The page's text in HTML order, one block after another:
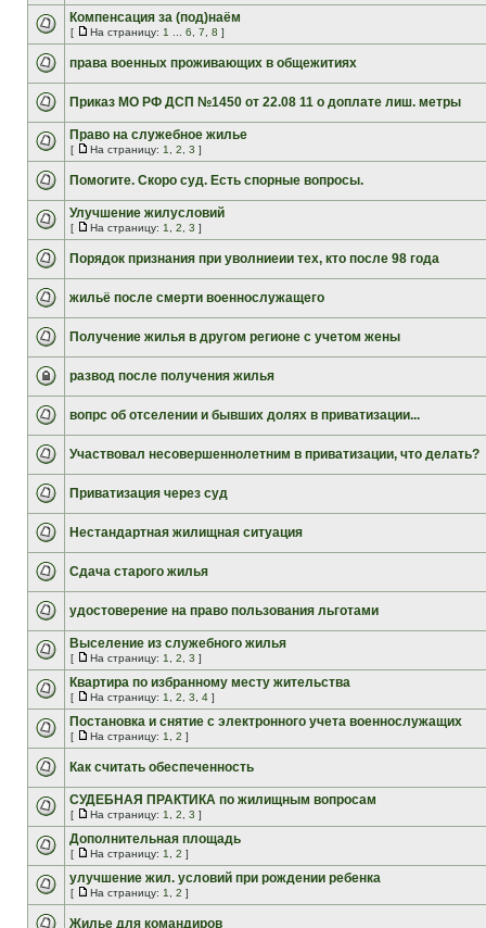
Компенсация за (под)наём
[ На страницу: 1 6 7 8 ]
права военных проживающих в общежитиях
Приказ МО РФ ДСП №1450 от 22.08 11 о доплате лиш. метры
Право на служебное жилье
[ На страницу: 1 2 3 ]
Помогите. Скоро суд. Есть спорные вопросы.
Улучшение жилусловий
[ На страницу: 1 2 3 ]
Порядок признания при уволниеии тех, кто после 98 года
жильё после смерти военнослужащего
Получение жилья в другом регионе с учетом жены
развод после получения жилья
вопрс об отселении и бывших долях в приватизации...
Участвовал несовершеннолетним в приватизации, что делать?
Приватизация через суд
Нестандартная жилищная ситуация
Сдача старого жилья
удостоверение на право пользования льготами
Выселение из служебного жилья
[ На страницу: 1 2 3 ]
Квартира по избранному месту жительства
[ На страницу: 1 2 3 4 ]
Постановка и снятие с электронного учета военнослужащих
[ На страницу: 1 2 ]
Как считать обеспеченность
СУДЕБНАЯ ПРАКТИКА по жилищным вопросам
[ На страницу: 1 2 3 ]
Дополнительная площадь
[ На страницу: 1 2 ]
улучшение жил. условий при рождении ребенка
[ На страницу: 1 2 ]
Жилье для командиров